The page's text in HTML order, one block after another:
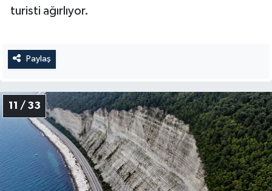
turisti ağırlıyor.
Paylaş
11 / 33